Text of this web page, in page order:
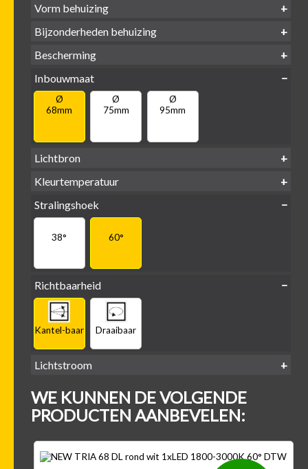
Zwart Wit
Vorm behuizing
Vierkant
Bijzonderheden behuizing
Bescherming
IP65 water-
Inbouwmaat
Ø
68mm
Ø
75mm
Ø
95mm
Lichtbron
GU10
Kleurtemperatuur
2700K
Stralingshoek
38° 60°
Richtbaarheid
Kantel-baar Draaibaar
Lichtstroom
500 lm
-
600 lm
-
700 lm
800 lm
WE KUNNEN DE VOLGENDE
PRODUCTEN AANBEVELEN: